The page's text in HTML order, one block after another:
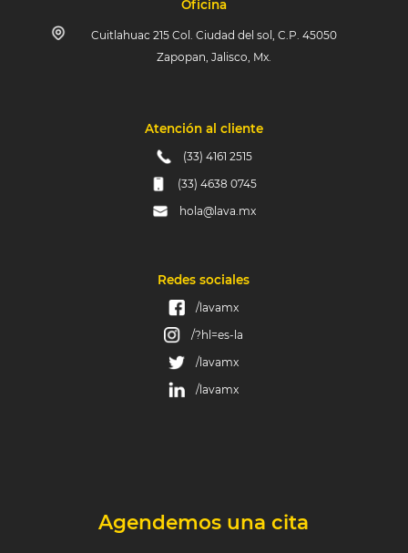
Oficina
Cuitlahuac 215 Col. Ciudad del sol, C.P. 45050
Zapopan, Jalisco, Mx.
Atención al cliente
(33) 4161 2515
(33) 4638 0745
hola@lava.mx
Redes sociales
/lavamx
/?hl=es-la
/lavamx
/lavamx
Agendemos una cita